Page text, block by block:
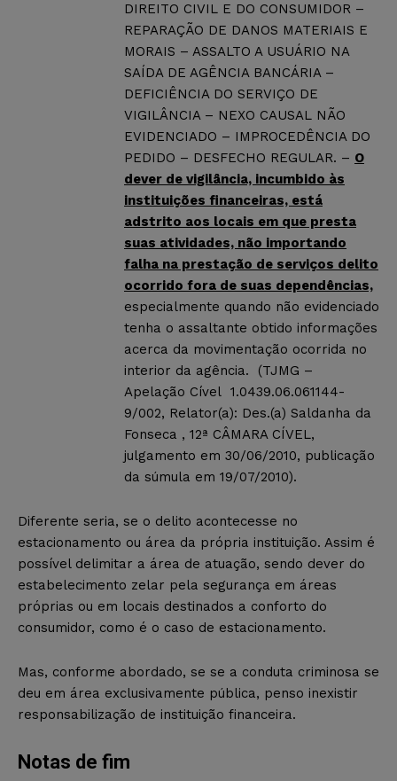
DIREITO CIVIL E DO CONSUMIDOR –
REPARAÇÃO DE DANOS MATERIAIS E
MORAIS – ASSALTO A USUÁRIO NA
SAÍDA DE AGÊNCIA BANCÁRIA –
DEFICIÊNCIA DO SERVIÇO DE
VIGILÂNCIA – NEXO CAUSAL NÃO
EVIDENCIADO – IMPROCEDÊNCIA DO
PEDIDO – DESFECHO REGULAR. – O
dever de vigilância, incumbido às
instituições financeiras, está
adstrito aos locais em que presta
suas atividades, não importando
falha na prestação de serviços delito
ocorrido fora de suas dependências,
especialmente quando não evidenciado
tenha o assaltante obtido informações
acerca da movimentação ocorrida no
interior da agência. (TJMG –
Apelação Cível 1.0439.06.061144-
9/002, Relator(a): Des.(a) Saldanha da
Fonseca , 12ª CÂMARA CÍVEL,
julgamento em 30/06/2010, publicação
da súmula em 19/07/2010).
Diferente seria, se o delito acontecesse no
estacionamento ou área da própria instituição. Assim é
possível delimitar a área de atuação, sendo dever do
estabelecimento zelar pela segurança em áreas
próprias ou em locais destinados a conforto do
consumidor, como é o caso de estacionamento.
Mas, conforme abordado, se se a conduta criminosa se
deu em área exclusivamente pública, penso inexistir
responsabilização de instituição financeira.
Notas de fim